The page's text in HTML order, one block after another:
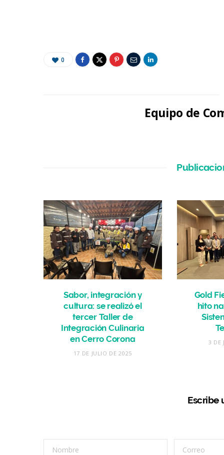
0
Equipo de
Sabor, integración y
cultura: se realizó el
tercer Taller de
Integración Culinaria
en Cerro Corona
17 DE JULIO DE 2025
Gold
hito
3 DE
Escribe